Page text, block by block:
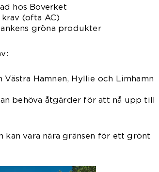
hos Boverket
(ofta AC)
gröna produkter
Hamnen, Hyllie och Limhamn
behöva åtgärder för att nå upp till
kan vara nära gränsen för ett grönt